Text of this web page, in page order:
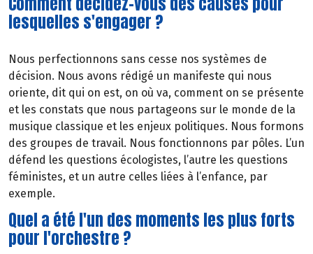
lesquelles s'engager ?
Nous perfectionnons sans cesse nos systèmes de
décision. Nous avons rédigé un manifeste qui nous
oriente, dit qui on est, on où va, comment on se présente
et les constats que nous partageons sur le monde de la
musique classique et les enjeux politiques. Nous formons
des groupes de travail. Nous fonctionnons par pôles. L’un
défend les questions écologistes, l’autre les questions
féministes, et un autre celles liées à l’enfance, par
exemple.
Quel a été l'un des moments les plus forts
pour l'orchestre ?